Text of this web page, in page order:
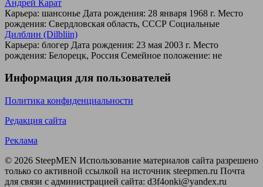
Андрей Карат
Карьера: шансонье Дата рождения: 28 января 1968 г. Место
рождения: Свердловская область, СССР Социальные
Дилблин (Dilbliin)
Карьера: блогер Дата рождения: 23 мая 2003 г. Место
рождения: Белорецк, Россия Семейное положение: не
Информация для пользователей
Политика конфиденциальности
Редакция сайта
Реклама
© 2026 SteepMEN Использование материалов сайта разрешено
только со активной ссылкой на источник steepmen.ru Почта
для связи с администрацией сайта: d3f4onki@yandex.ru